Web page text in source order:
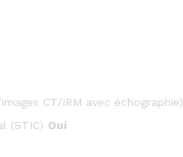
CT/IRM avec échographie)
(STIC) Oui